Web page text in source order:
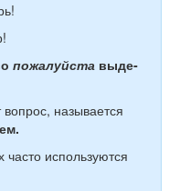
по­жа­луй­ста вы­де­
называется
используются